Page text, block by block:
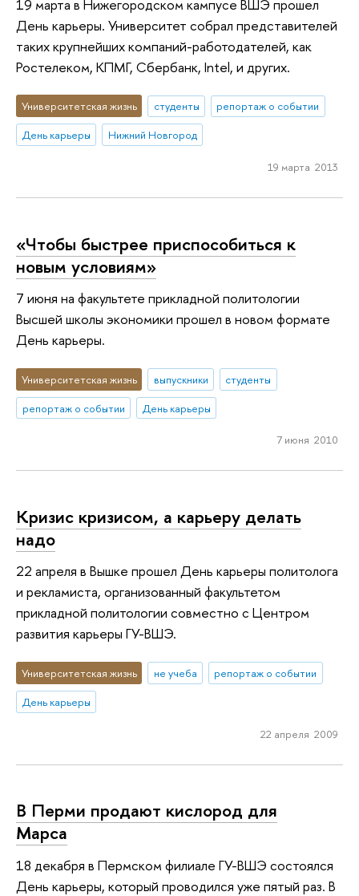
19 марта в Нижегородском кампусе ВШЭ прошел
День карьеры. Университет собрал представителей
таких крупнейших компаний-работодателей, как
Ростелеком, КПМГ, Сбербанк, Intel, и других.
Университетская жизнь студенты
репортаж о событии
День карьеры
Нижний Новгород
19 марта 2013
«Чтобы быстрее приспособиться к
новым условиям»
7 июня на факультете прикладной политологии
Высшей школы экономики прошел в новом формате
День карьеры.
Университетская жизнь выпускники
студенты
репортаж о событии
День карьеры
7 июня 2010
Кризис кризисом, а карьеру делать
надо
22 апреля в Вышке прошел День карьеры политолога
и рекламиста, организованный факультетом
прикладной политологии совместно с Центром
развития карьеры ГУ-ВШЭ.
Университетская жизнь не учеба
репортаж о событии
День карьеры
22 апреля 2009
В Перми продают кислород для
Марса
18 декабря в Пермском филиале ГУ-ВШЭ состоялся
День карьеры, который проводился уже пятый раз. В